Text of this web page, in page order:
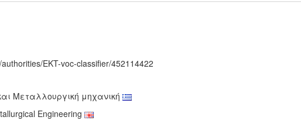
EKT-voc-classifier/452114422
Μεταλλουργική μηχανική
Engineering